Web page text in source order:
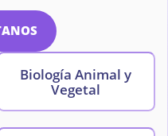
Biología Animal y
Vegetal